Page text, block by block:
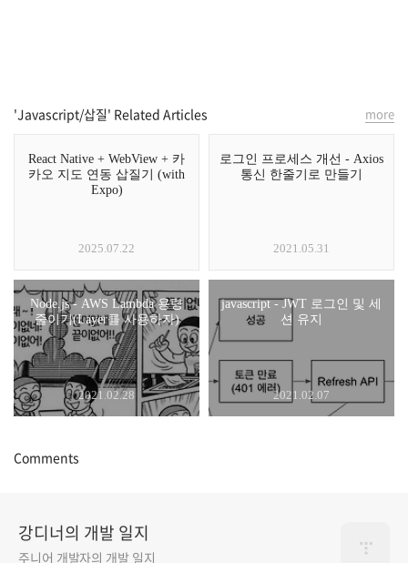
'Javascript/삽질' Related Articles
React Native + WebView + 카
카오 지도 연동 삽질기 (with
Expo)
2025.07.22
로그인 프로세스 개선 - Axios
통신 한줄기로 만들기
2021.05.31
Node.js - AWS Lambda 용량
줄이기(Layer를 사용하자)
2021.02.28
javascript - JWT 로그인 및 세
션 유지
2021.02.07
more
Comments
강디너의 개발 일지
주니어 개발자의 개발 일지